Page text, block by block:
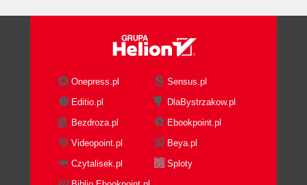
Onepress.pl
Sensus.pl
Editio.pl
DlaBystrzakow.pl
Bezdroza.pl
Ebookpoint.pl
Videopoint.pl
Beya.pl
Czytalisek.pl
Sploty